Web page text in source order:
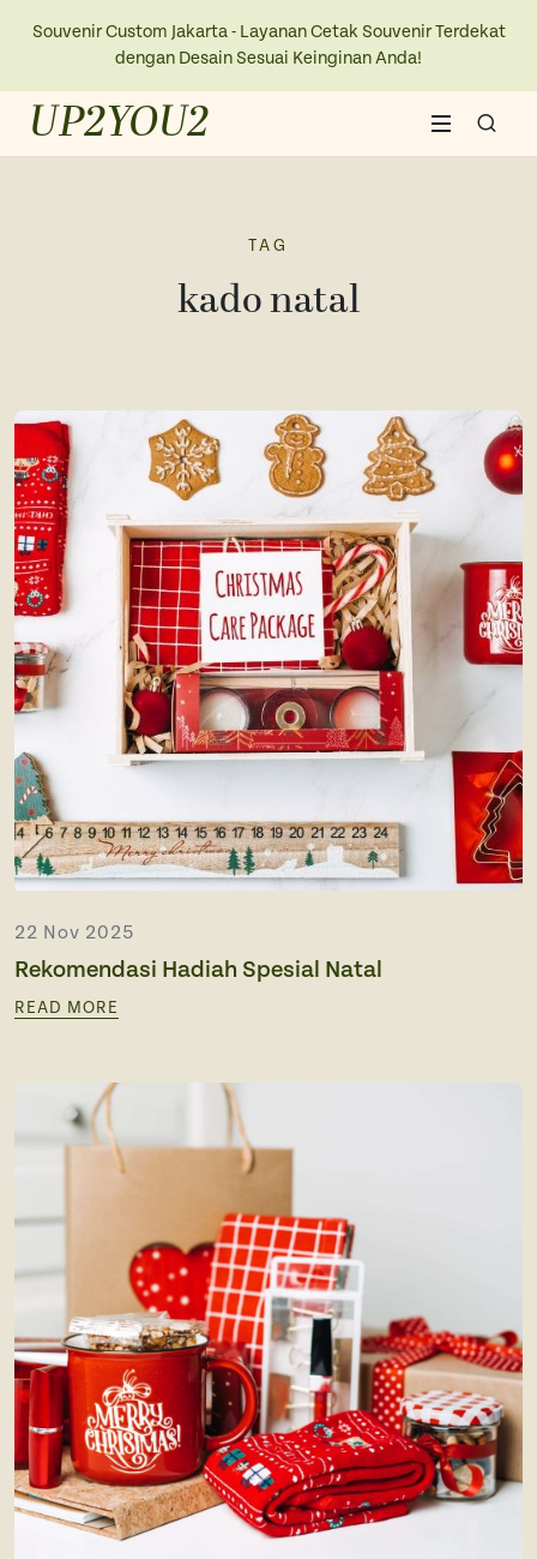
Souvenir Custom Jakarta - Layanan Cetak Souvenir Terdekat
dengan Desain Sesuai Keinginan Anda!
UP2YOU2
New Collection
Kaos
Souvenir
Media Promotion
How to Order
TAG
kado natal
22 Nov 2025
Rekomendasi Hadiah Spesial Natal
READ MORE